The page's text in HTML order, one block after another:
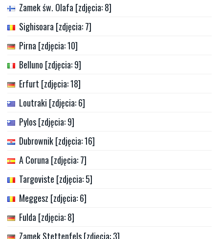
Zamek św. Olafa [zdjęcia: 8]
Sighisoara [zdjęcia: 7]
Pirna [zdjęcia: 10]
Belluno [zdjęcia: 9]
Erfurt [zdjęcia: 18]
Loutraki [zdjęcia: 6]
Pylos [zdjęcia: 9]
Dubrownik [zdjęcia: 16]
A Coruna [zdjęcia: 7]
Targoviste [zdjęcia: 5]
Meggesz [zdjęcia: 6]
Fulda [zdjęcia: 8]
Zamek Stettenfels [zdjęcia: 3]